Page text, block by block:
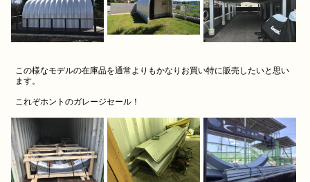
この様なモデルの在庫品を通常よりもかなりお買い特に販売したいと思い
ます。
これぞホントのガレージセール！